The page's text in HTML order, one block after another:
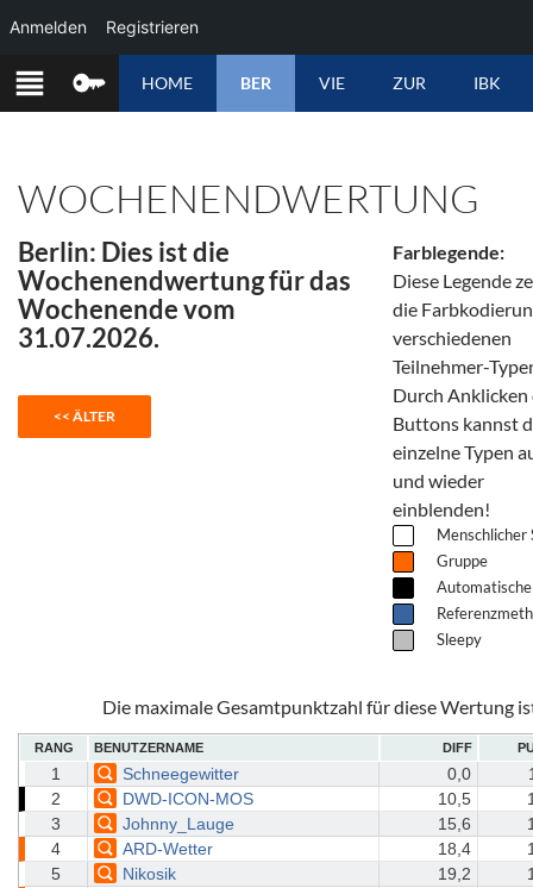
ZUM
INHALT
HOME BER VIE ZUR IBK
WOCHENENDWERTUNG
Berlin: Dies ist die
Wochenendwertung für das
Wochenende vom
31.07.2026.
Farblegende:
Diese Legende
die
verschiedenen
Teilnehmer-
Durch Anklicken
Buttons kannst
einzelne Typen
und wieder
einblenden!
Menschlicher
Gruppe
Sleepy
Die maximale Gesamtpunktzahl für diese Wertung
RANG BENUTZERNAME DIFF
1 Schneegewitter 0,0
2
DWD-ICON-MOS 10,5
3
Johnny_Lauge 15,6
4
ARD-Wetter 18,4
5
Nikosik 19,2
Anmelden Registrieren